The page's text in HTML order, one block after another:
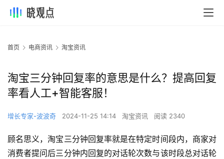
首页 电商资讯 淘宝资讯
淘宝三分钟回复率的意思是什么？提高回复
率看人工+智能客服！
增长专家-波波奇 2024-11-25 14:14 淘宝资讯 阅读 2340
顾名思义，淘宝三分钟回复率就是在特定时间段内，商家对
消费者提问后三分钟内回复的对话轮次数与该时段总对话轮